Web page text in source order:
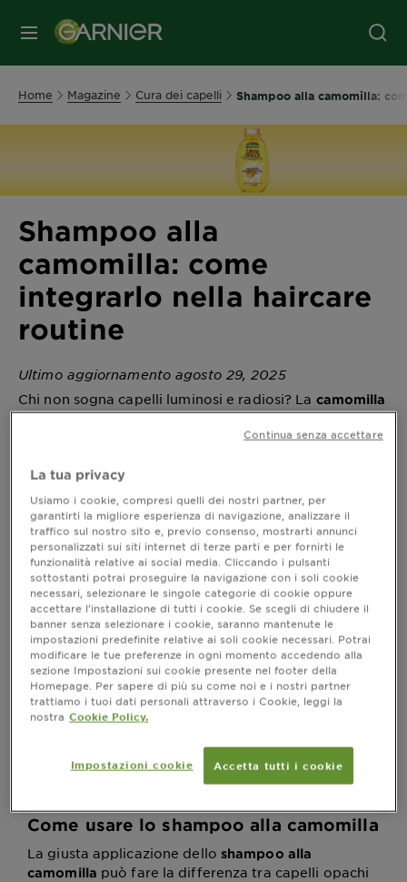
MENU
Home Magazine Cura dei capelli Shampoo alla camomilla:
Shampoo alla
camomilla: come
integrarlo nella haircare
routine
Ultimo aggiornamento agosto 29, 2025
Chi non sogna capelli luminosi e radiosi? La camomilla
è uno degli ingredienti di origine naturale più
apprezzati per i suoi benefici, non solo sulla pelle, ma
lo shampoo camomilla
sano.
Cos'è lo shampoo con camomilla
Loshampoo con camomillaè un prodotto
formulato conestratti di camomilla,conosciuti da
secoli per le loro proprietà lenitive e illuminanti. È
particolarmente indicato per chi desidera un
aspetto naturale e luminoso dei capelli. La
camomilla,infatti, è in grado di conferire ai capelli
lucentezza, morbidezza e un leggero effetto
chiari, biondi o castani, poiché aiuta a ravvivare i
Come usare lo shampoo alla camomilla
La giusta applicazione dello shampoo alla
camomilla può fare la differenza tra capelli opachi
La tua privacy
Usiamo i cookie, compresi quelli dei nostri partner, per
garantirti la migliore esperienza di navigazione, analizzare il
traffico sul nostro sito e, previo consenso, mostrarti annunci
personalizzati sui siti internet di terze parti e per fornirti le
funzionalità relative ai social media. Cliccando i pulsanti
sottostanti potrai proseguire la navigazione con i soli cookie
necessari, selezionare le singole categorie di cookie oppure
accettare l’installazione di tutti i cookie. Se scegli di chiudere il
banner senza selezionare i cookie, saranno mantenute le
impostazioni predefinite relative ai soli cookie necessari. Potrai
modificare le tue preferenze in ogni momento accedendo alla
sezione Impostazioni sui cookie presente nel footer della
Homepage. Per sapere di più su come noi e i nostri partner
trattiamo i tuoi dati personali attraverso i Cookie, leggi la
nostra Cookie Policy.
Impostazioni cookie Accetta tutti i cookie
Continua senza accettare